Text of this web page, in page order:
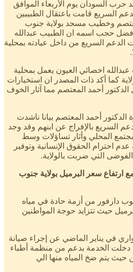
السودان يوم الأربعاء الموافق
قوات الدعم السريع قامت باعتقال الطبيبين
وخطيب مسجد بولاية جنوب
فضل حجب اسمه ان الطبيب عبدالله
الدعم السريع من داخل عيادته بمحلية
اخصائي العيون يعمل بمحلية
كما أكد ذات المصدر ان استخبارات
أحمد المعتصم مما آثار الخوف
أحمد المعتصم بيانا ناشدت
السريع بالإفراج عن ابنهم وقد وجد
المحلي وأثار تساؤلات وسط
احترام الحقوق الإنسانية وتوفير
التي ضربت بالولاية.
ارتفاع سعر البرميل بولاية جنوب
دارفور من أزمة حادة في مياه
حيث تتزايد حوجة المواطنين
في يناير الماضي عن إجراء صيانة
دخلت الخدمة بدعم من منظمة أطباء
حيث يتم ضخ المياه منها الي